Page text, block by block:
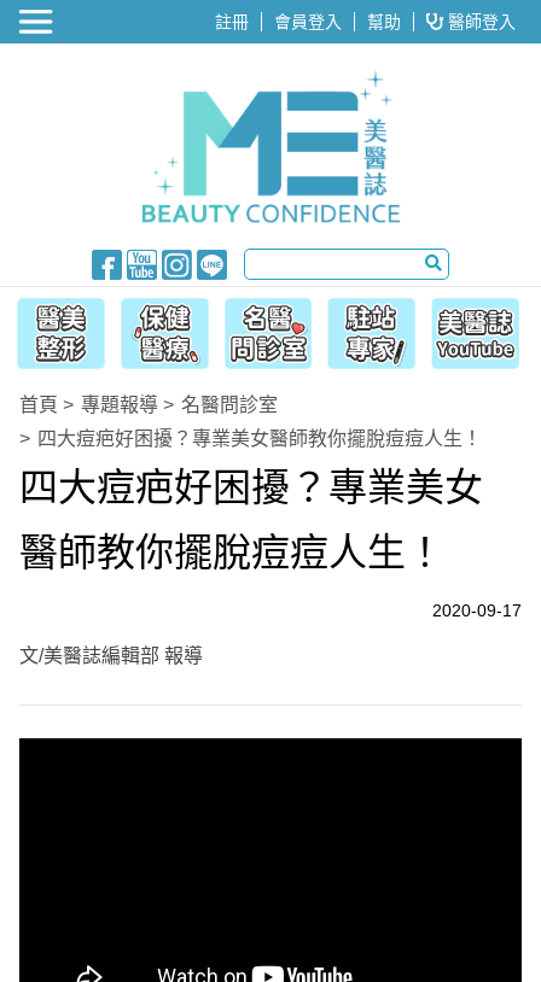
醫美整形 註冊 會員登入 幫助 醫師登入
首頁 專題報導
名醫問診室
四大痘疤好困擾？專業美女醫師教你擺脫痘痘人生！
四大痘疤好困擾？專業美女
醫師教你擺脫痘痘人生！
2020-09-17
文/美醫誌編輯部 報導